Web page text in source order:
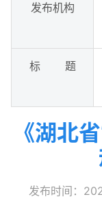
发布机构
标 题
《湖北
发布时间：